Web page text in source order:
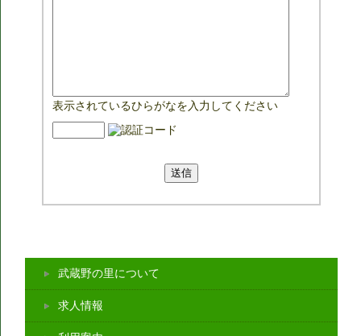
表示されているひらがなを入力してください
武蔵野の里について
求人情報